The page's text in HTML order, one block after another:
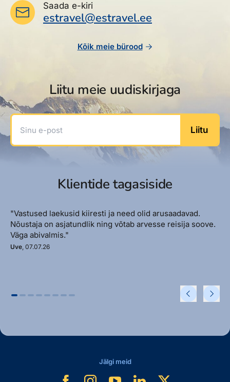
Saada e-kiri
estravel@estravel.ee
Kõik meie bürood
Liitu meie uudiskirjaga
Sinu e-post
Liitu
Klientide tagasiside
"Vastused laekusid kiiresti ja need olid arusaadavad.
Nõustaja on asjatundlik ning võtab arvesse reisija soove.
Väga abivalmis."
Uve, 07.07.26
Jälgi meid